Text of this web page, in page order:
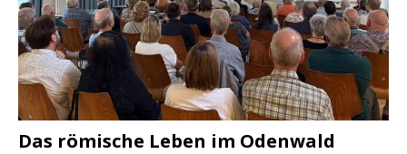
Das römische Leben im Odenwald